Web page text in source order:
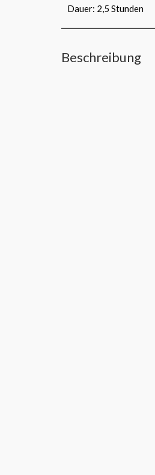
Dauer: 2,5 Stunden
Beschreibung